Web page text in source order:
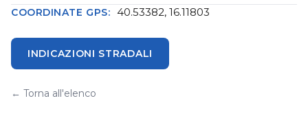
COORDINATE GPS: 40.53382, 16.11803
INDICAZIONI STRADALI
← Torna all'elenco